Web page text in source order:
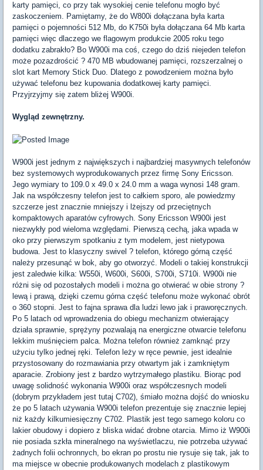
karty pamięci, co przy tak wysokiej cenie telefonu mogło być
zaskoczeniem. Pamiętamy, że do W800i dołączana była karta
pamięci o pojemności 512 Mb, do K750i była dołączana 64 Mb karta
pamięci więc dlaczego we flagowym produkcie 2005 roku tego
dodatku zabrakło? Bo W900i ma coś, czego do dziś niejeden telefon
może pozazdrościć ? 470 MB wbudowanej pamięci, rozszerzalnej o
slot kart Memory Stick Duo. Dlatego z powodzeniem można było
używać telefonu bez kupowania dodatkowej karty pamięci.
Przyjrzyjmy się zatem bliżej W900i.
Wygląd zewnętrzny.
W900i jest jednym z największych i najbardziej masywnych telefonów
bez systemowych wyprodukowanych przez firmę Sony Ericsson.
Jego wymiary to 109.0 x 49.0 x 24.0 mm a waga wynosi 148 gram.
Jak na współczesny telefon jest to całkiem sporo, ale powiedzmy
szczerze jest znacznie mniejszy i lżejszy od przeciętnych
kompaktowych aparatów cyfrowych. Sony Ericsson W900i jest
niezwykły pod wieloma względami. Pierwszą cechą, jaka wpada w
oko przy pierwszym spotkaniu z tym modelem, jest nietypowa
budowa. Jest to klasyczny swivel ? telefon, którego górną część
należy przesunąć w bok, aby go otworzyć. Modeli o takiej konstrukcji
jest zaledwie kilka: W550i, W600i, S600i, S700i, S710i. W900i nie
różni się od pozostałych modeli i można go otwierać w obie strony ?
lewą i prawą, dzięki czemu górna część telefonu może wykonać obrót
o 360 stopni. Jest to fajna sprawa dla ludzi lewo jak i praworęcznych.
Po 5 latach od wprowadzenia do obiegu mechanizm otwierający
działa sprawnie, sprężyny pozwalają na energiczne otwarcie telefonu
lekkim muśnięciem palca. Można telefon również zamknąć przy
użyciu tylko jednej ręki. Telefon leży w ręce pewnie, jest idealnie
przystosowany do rozmawiania przy otwartym jak i zamkniętym
aparacie. Zrobiony jest z bardzo wytrzymałego plastiku. Biorąc pod
uwagę solidność wykonania W900i oraz współczesnych modeli
(dobrym przykładem jest tutaj C702), śmiało można dojść do wniosku
że po 5 latach używania W900i telefon prezentuje się znacznie lepiej
niż każdy kilkumiesięczny C702. Plastik jest tego samego koloru co
lakier obudowy i dopiero z bliska widać drobne otarcia. Mimo iż W900i
nie posiada szkła mineralnego na wyświetlaczu, nie potrzeba używać
żadnych folii ochronnych, bo ekran po prostu nie rysuje się tak, jak to
ma miejsce w obecnie produkowanych modelach z plastikowym